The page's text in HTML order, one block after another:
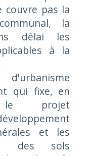
couvre pas la
la
délai les
à la
qui fixe, en
le projet
et les
des sols